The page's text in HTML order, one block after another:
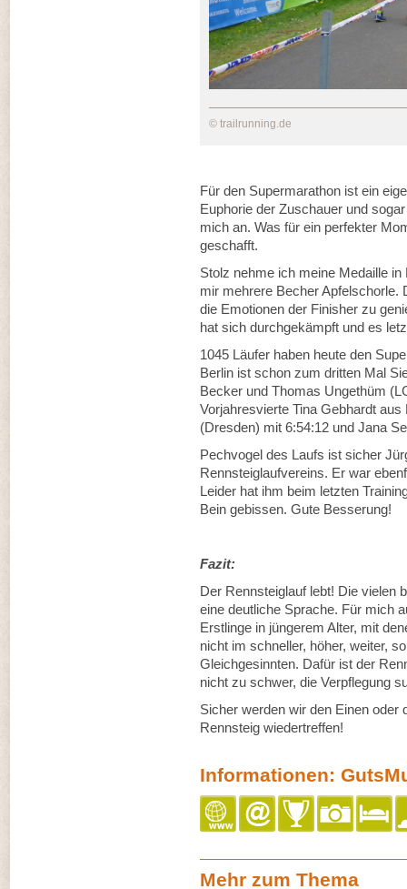
© trailrunning.de
Für den Supermarathon ist ein
Euphorie der Zuschauer und
mich an. Was für ein perfekter
geschafft.
Stolz nehme ich meine Medaille
mir mehrere Becher Apfelschorle.
die Emotionen der Finisher zu
hat sich durchgekämpft und es
1045 Läufer haben heute den
Berlin ist schon zum dritten Mal
Becker und Thomas Ungethüm
Vorjahresvierte Tina Gebhardt
(Dresden) mit 6:54:12 und Jana
Pechvogel des Laufs ist sicher
Rennsteiglaufvereins. Er war
Leider hat ihm beim letzten
Bein gebissen. Gute Besserung!
Fazit:
Der Rennsteiglauf lebt! Die vielen
eine deutliche Sprache. Für mich
Erstlinge in jüngerem Alter, mit
nicht im schneller, höher, weiter,
Gleichgesinnten. Dafür ist der
nicht zu schwer, die Verpflegung
Sicher werden wir den Einen oder
Rennsteig wiedertreffen!
Informationen:
Mehr zum Thema